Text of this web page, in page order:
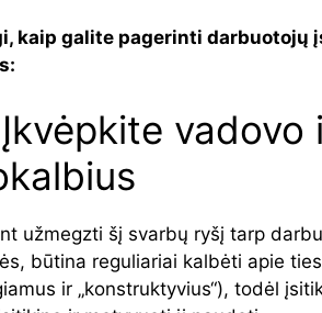
kaip galite pagerinti darbuotojų
Įkvėpkite
užmegzti šį svarbų ryšį tarp
būtina reguliariai kalbėti apie
ir „konstruktyvius“), todėl